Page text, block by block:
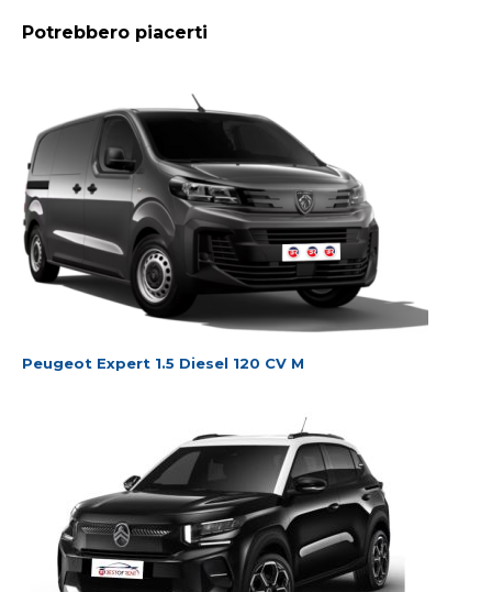
Potrebbero piacerti
Peugeot Expert 1.5 Diesel 120 CV M